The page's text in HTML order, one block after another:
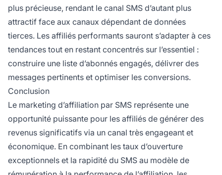
plus précieuse, rendant le canal SMS d’autant plus
attractif face aux canaux dépendant de données
tierces. Les affiliés performants sauront s’adapter à ces
tendances tout en restant concentrés sur l’essentiel :
construire une liste d’abonnés engagés, délivrer des
messages pertinents et optimiser les conversions.
Conclusion
Le marketing d’affiliation par SMS représente une
opportunité puissante pour les affiliés de générer des
revenus significatifs via un canal très engageant et
économique. En combinant les taux d’ouverture
exceptionnels et la rapidité du SMS au modèle de